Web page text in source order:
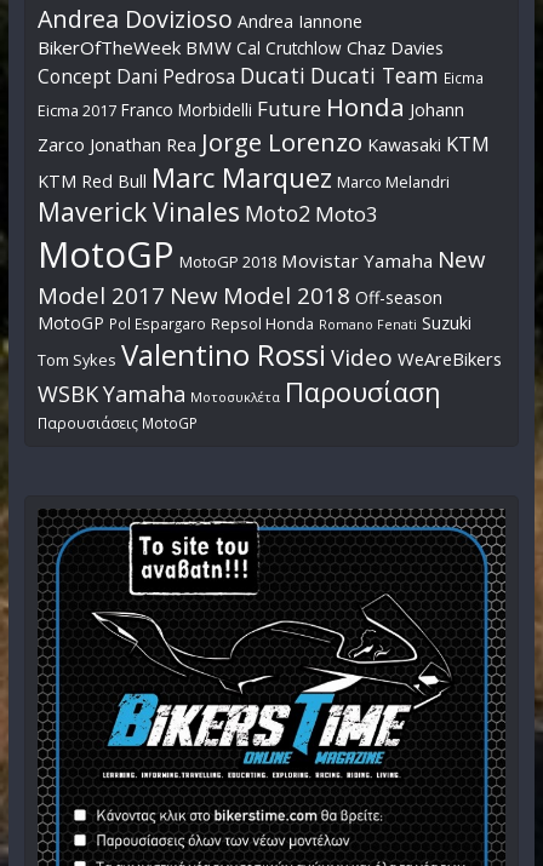
Andrea Dovizioso Andrea Iannone
BikerOfTheWeek BMW Cal Crutchlow Chaz Davies
Concept Dani Pedrosa Ducati Ducati Team Eicma
Eicma 2017 Franco Morbidelli Future Honda Johann
Zarco Jonathan Rea Jorge Lorenzo Kawasaki KTM
KTM Red Bull Marc Marquez Marco Melandri
Maverick Vinales Moto2 Moto3
MotoGP MotoGP 2018 Movistar Yamaha New
Model 2017 New Model 2018 Off-season
MotoGP Pol Espargaro Repsol Honda Romano Fenati Suzuki
Tom Sykes Valentino Rossi Video WeAreBikers
WSBKYamaha Μοτοσυκλέτα Παρουσίαση
Παρουσιάσεις MotoGP